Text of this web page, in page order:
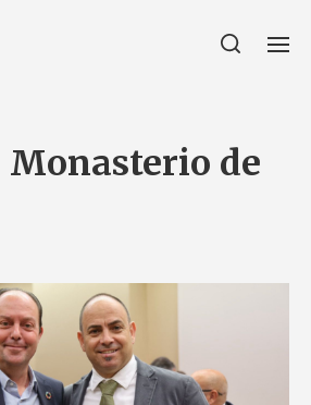
Monasterio de